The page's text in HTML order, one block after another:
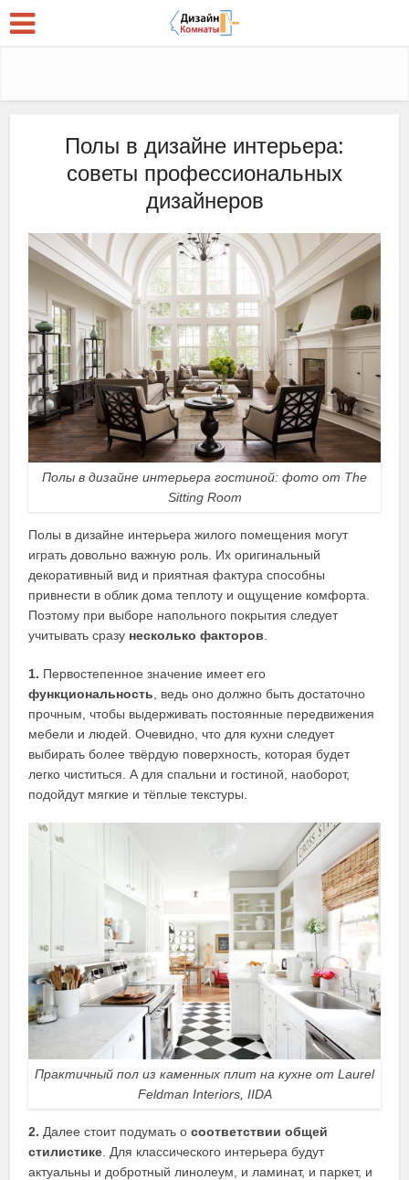
Полы в дизайне интерьера:
советы профессиональных
дизайнеров
Полы в дизайне интерьера гостиной: фото от The
Sitting Room
Полы в дизайне интерьера жилого помещения могут
играть довольно важную роль. Их оригинальный
декоративный вид и приятная фактура способны
привнести в облик дома теплоту и ощущение комфорта.
Поэтому при выборе напольного покрытия следует
учитывать сразу несколько факторов.
1. Первостепенное значение имеет его
функциональность, ведь оно должно быть достаточно
прочным, чтобы выдерживать постоянные передвижения
мебели и людей. Очевидно, что для кухни следует
выбирать более твёрдую поверхность, которая будет
легко чиститься. А для спальни и гостиной, наоборот,
подойдут мягкие и тёплые текстуры.
Практичный пол из каменных плит на кухне от Laurel
Feldman Interiors, IIDA
2. Далее стоит подумать о соответствии общей
стилистике . Для классического интерьера будут
актуальны и добротный линолеум, и ламинат, и паркет, и